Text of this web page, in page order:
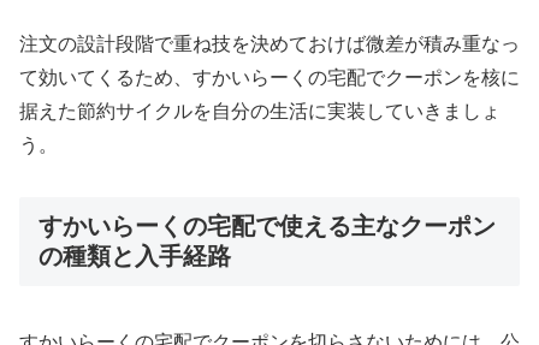
注文の設計段階で重ね技を決めておけば微差が積み重なっ
て効いてくるため、すかいらーくの宅配でクーポンを核に
据えた節約サイクルを自分の生活に実装していきましょ
う。
すかいらーくの宅配で使える主なクーポン
の種類と入手経路